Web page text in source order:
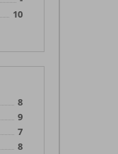
10
8
9
7
8